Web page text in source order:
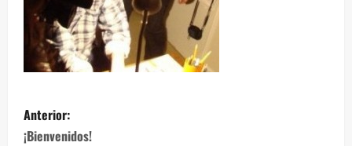
Anterior:
¡Bienvenidos!